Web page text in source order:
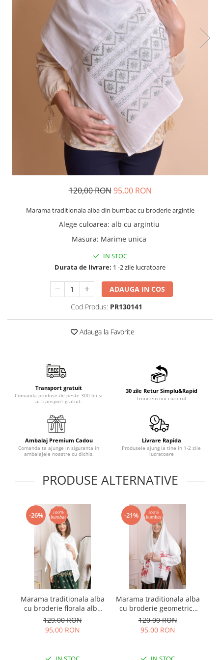
120,00 RON 95,00 RON
Marama traditionala alba din bumbac cu broderie argintie
Alege culoarea: alb cu argintiu
Masura: Marime unica
IN STOC
Durata de livrare: 1 -2 zile lucratoare
ADAUGA IN COS
Cod Produs: PR130141
Adauga la Favorite
Transport gratuit
Comanda produse de peste 300 lei si
ai transport gratuit.
30 zile Retur Simplu&Rapid
trimitem noi curierul
Ambalaj Premium Cadou
Comanda ta ajunge in siguranta in
ambalajele noastre cu dichis.
Livrare Rapida
Produsele ajung la tine in 1-2 zile
lucratoare
PRODUSE ALTERNATIVE
-26%
Marama traditionala alba
cu broderie florala alba
Angela
129,00 RON
95,00 RON
-21%
Marama traditionala alba
cu broderie geometrica
rosie Ramona 01
120,00 RON
95,00 RON